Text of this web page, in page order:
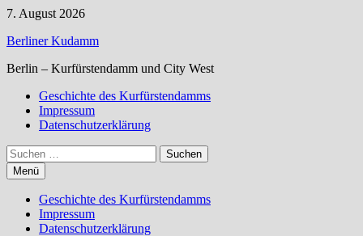
Zum
springen
7. August 2026
Berliner Kudamm
Berlin – Kurfürstendamm und City West
Geschichte des Kurfürstendamms
Impressum
Datenschutzerklärung
Suchen
nach:
Menü
Geschichte des Kurfürstendamms
Impressum
Datenschutzerklärung